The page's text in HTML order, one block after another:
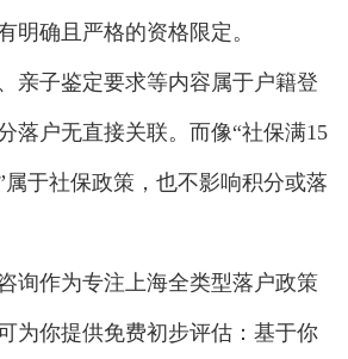
明确且严格的资格限定。
子鉴定要求等内容属于户籍登
落户无直接关联。而像“社保满15
于社保政策，也不影响积分或落
作为专注上海全类型落户政策
为你提供免费初步评估：基于你